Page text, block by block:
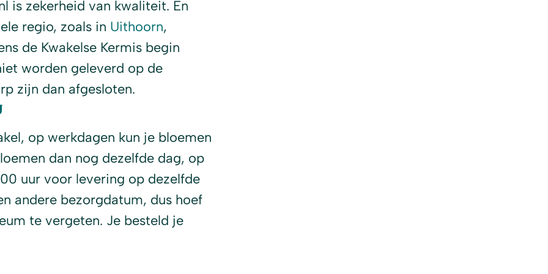
is zekerheid van kwaliteit. En
regio, zoals in Uithoorn,
de Kwakelse Kermis begin
worden geleverd op de
zijn dan afgesloten.
op werkdagen kun je bloemen
dan nog dezelfde dag, op
uur voor levering op dezelfde
andere bezorgdatum, dus hoef
te vergeten. Je besteld je